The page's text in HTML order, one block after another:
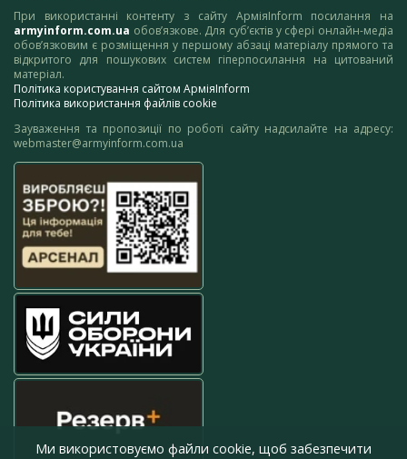
При використанні контенту з сайту АрміяInform посилання на
armyinform.com.ua обов’язкове. Для суб’єктів у сфері онлайн-медіа
обов’язковим є розміщення у першому абзаці матеріалу прямого та
відкритого для пошукових систем гіперпосилання на цитований
матеріал.
Політика користування сайтом АрміяInform
Політика використання файлів cookie
Зауваження та пропозиції по роботі сайту надсилайте на адресу:
webmaster@armyinform.com.ua
Ми використовуємо файли cookie, щоб забезпечити